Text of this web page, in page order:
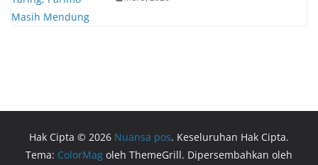
Hak Cipta © 2026 Nuansa pos. Keseluruhan Hak Cipta.
Tema: ColorMag oleh ThemeGrill. Dipersembahkan oleh